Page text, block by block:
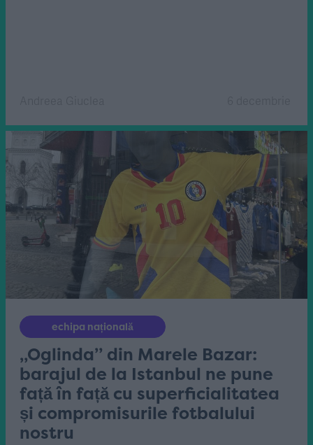
echipa națională
„Oglinda” din Marele Bazar:
barajul de la Istanbul ne pune
față în față cu superficialitatea
și compromisurile fotbalului
nostru